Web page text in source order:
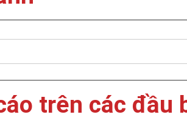
trên các đầu